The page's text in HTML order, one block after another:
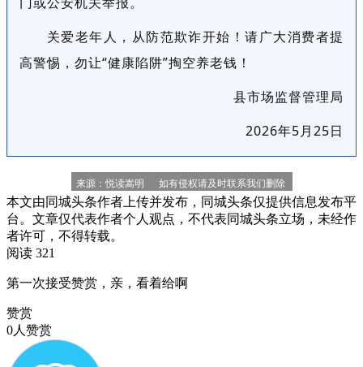
关爱老年人，从防范欺诈开始！请广大消费者提
高警惕，勿让“健康陷阱”掏空养老钱！
县市场监督管理局
2026年5月25日
来源：悦读嵩明      如有侵权请及时联系我们删除
本文由同城头条作者上传并发布，同城头条仅提供信息发布平
台。文章仅代表作者个人观点，不代表同城头条立场，未经作
者许可，不得转载。
阅读 321
第一次接受赞赏，亲，看着给啊
赞赏
0人赞赏